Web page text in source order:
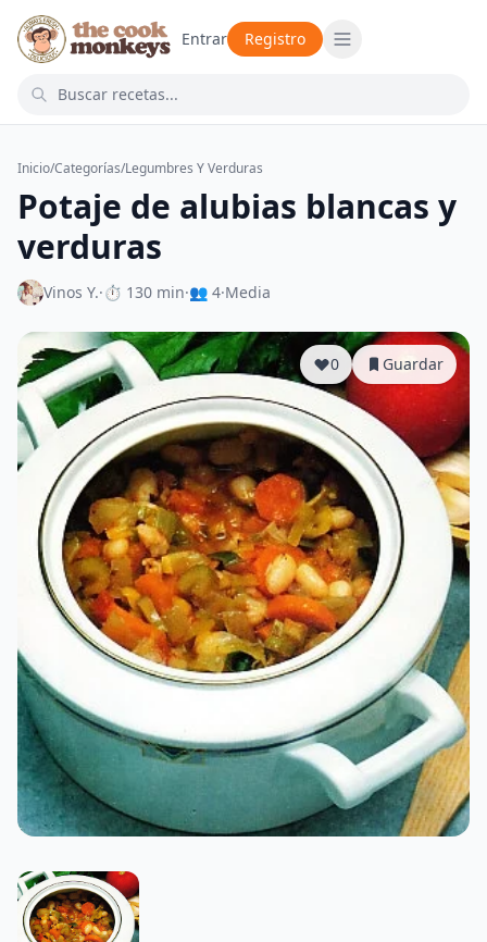
Entrar Registro
Inicio/Categorías/Legumbres Y Verduras
Potaje de alubias blancas y
verduras
Vinos Y.·⏱ 130 min·👥 4·Media
0 Guardar